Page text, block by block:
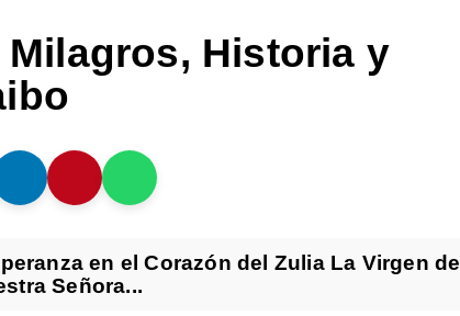
Historia y
en el Corazón del Zulia La Virgen de
Señora...